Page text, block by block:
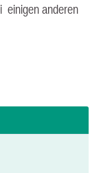
einigen anderen